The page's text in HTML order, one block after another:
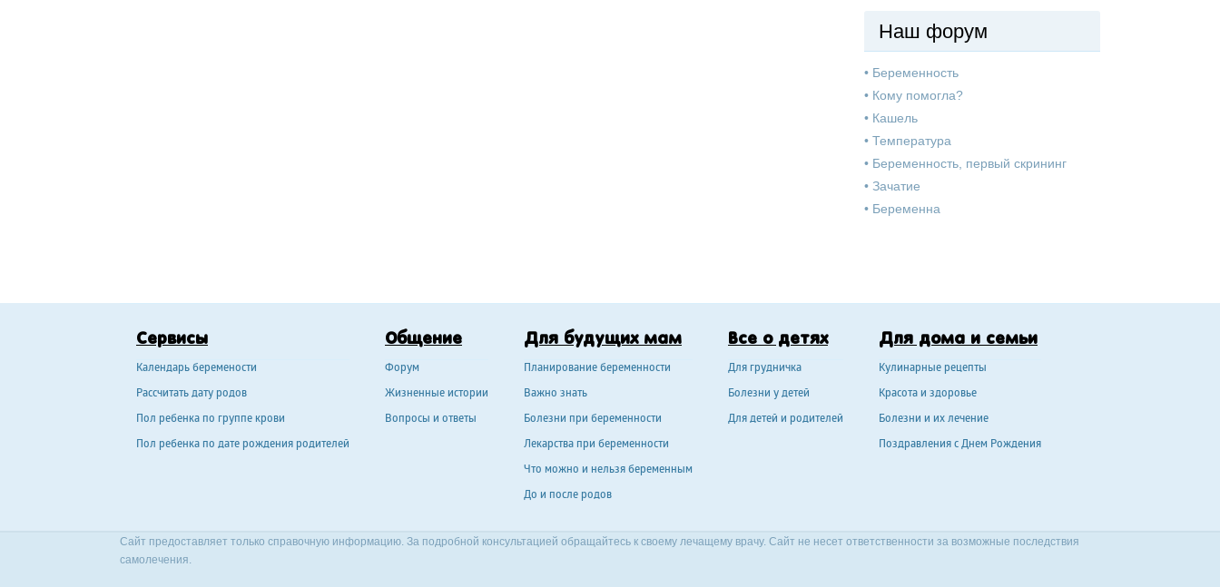
Наш форум
• Беременность
• Кому помогла?
• Кашель
• Температура
• Беременность, первый скрининг
• Зачатие
• Беременна
Сервисы
Календарь беремености
Рассчитать дату родов
Пол ребенка по группе крови
Пол ребенка по дате рождения родителей
Общение
Форум
Жизненные истории
Вопросы и ответы
Для будущих мам
Планирование беременности
Важно знать
Болезни при беременности
Лекарства при беременности
Что можно и нельзя беременным
До и после родов
Все о детях
Для грудничка
Болезни у детей
Для детей и родителей
Для дома и семьи
Кулинарные рецепты
Красота и здоровье
Болезни и их лечение
Поздравления с Днем Рождения
Сайт предоставляет только справочную информацию. За подробной консультацией обращайтесь к своему лечащему врачу. Сайт не несет ответственности за возможные последствия
самолечения.